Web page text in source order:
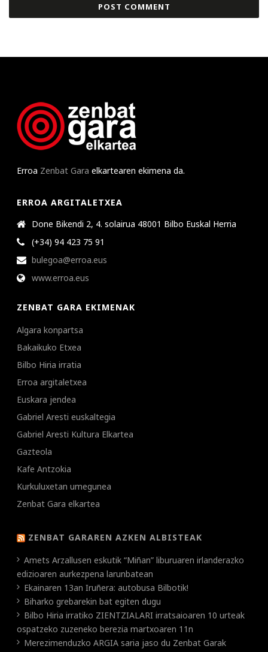
Erroa Zenbat Gara elkartearen ekimena da.
ERROA ARGITALETXEA
Done Bikendi 2, 4. solairua 48001 Bilbo Euskal Herria
(+34) 94 423 75 91
bulegoa@erroa.eus
www.erroa.eus
ZENBAT GARA EKIMENAK
Algara konpartsa
Bakaikuko Etxea
Bilbo Hiria irratia
Erroa argitaletxea
Euskara jendea
Gabriel Aresti euskaltegia
Gabriel Aresti Kultura Elkartea
Gazteola
Kafe Antzokia
Kurkuluxetan umegunea
Zenbat Gara elkartea
ZENBAT GARAREN AZKEN ALBISTEAK
Amets Arzallusen eskutik “Miñan” liburuaren irlanderazko
edizioaren aurkezpena larunbatean
Ekainaren 13an Iruñera: autobusa Bilbotik!
Biharko grebarekin bat egiten dugu
Bilbo Hiria irratiko ZIENTZIALARI irratsaioaren 10 urteak
ospatzeko zuzeneko berezia martxoaren 11n
Merezimenduzko ARGIA saria jaso du Zenbat Garak